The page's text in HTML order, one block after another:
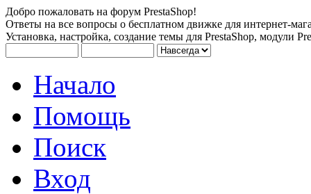
Добро пожаловать на форум PrestaShop!
Ответы на все вопросы о бесплатном движке для интернет-
Установка, настройка, создание темы для PrestaShop, модули
Начало
Помощь
Поиск
Вход